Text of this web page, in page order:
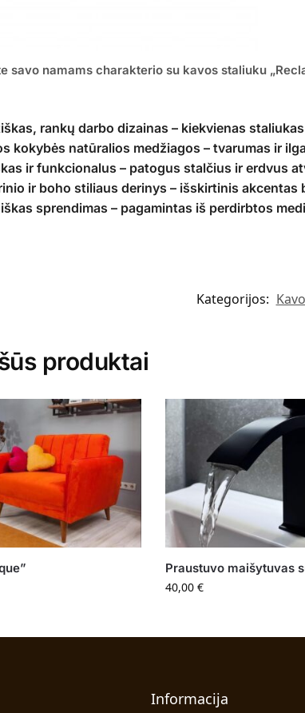
savo namams charakterio su kavos staliuku
rankų darbo dizainas – kiekvienas
kokybės natūralios medžiagos – tvarumas ir
ir funkcionalus – patogus stalčius ir erdvus
ir boho stiliaus derinys – išskirtinis akcentas
sprendimas – pagamintas iš perdirbtos
Kategorijos:
produktai
Praustuvo maišytuvas
40,00 €
Informacija